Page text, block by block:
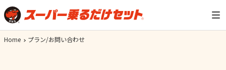
Home プラン/お問い合わせ